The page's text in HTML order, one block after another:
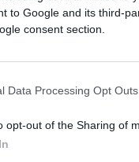
to Google and its third-
consent section.
Data Processing Opt Outs
opt-out of the Sharing of
proviruje kroz
glavu i debelo
Puteri kada
vodu